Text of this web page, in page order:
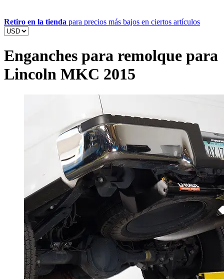
Retiro en la tienda para precios más bajos en ciertos artículos
Enganches para remolque para
Lincoln MKC 2015